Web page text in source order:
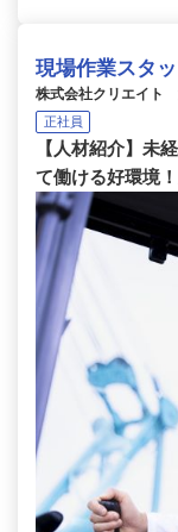
現場作業スタッ
株式会社クリエイト
正社員
【人材紹介】未
て働ける好環境